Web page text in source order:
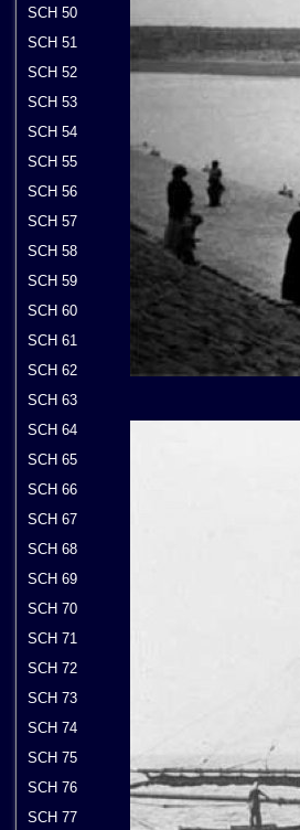
SCH 50
SCH 51
SCH 52
SCH 53
SCH 54
SCH 55
SCH 56
SCH 57
SCH 58
SCH 59
SCH 60
SCH 61
SCH 62
SCH 63
SCH 64
SCH 65
SCH 66
SCH 67
SCH 68
SCH 69
SCH 70
SCH 71
SCH 72
SCH 73
SCH 74
SCH 75
SCH 76
SCH 77